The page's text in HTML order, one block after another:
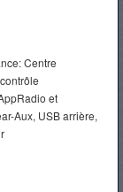
Centre
et
Aux, USB arrière,